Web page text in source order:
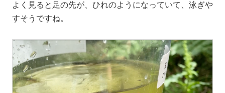
よく見ると足の先が、ひれのようになっていて、泳ぎや
すそうですね。